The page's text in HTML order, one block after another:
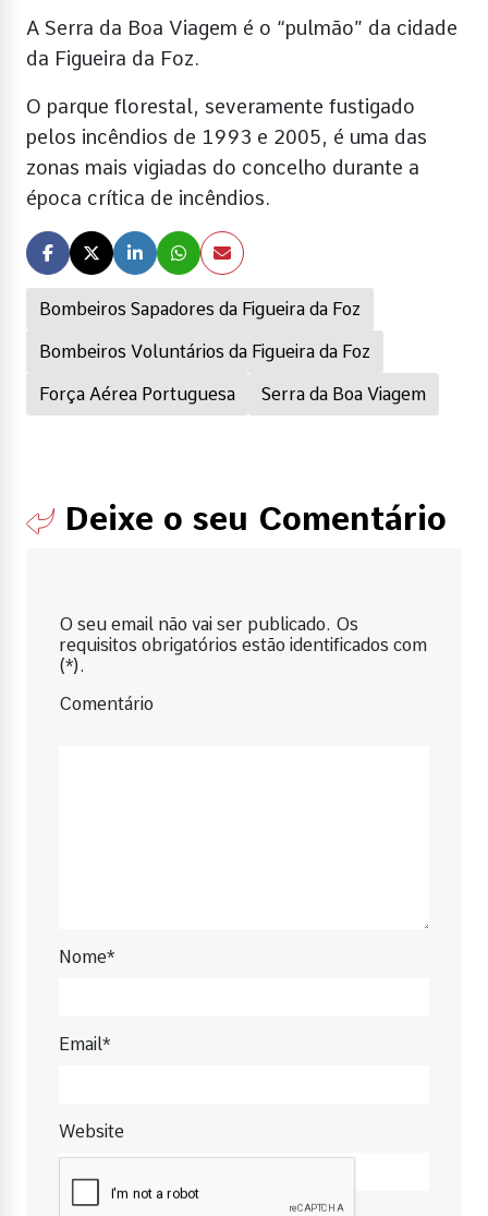
Bombeiros Sapadores da Figueira da Foz
Bombeiros Voluntários da Figueira da Foz
Força Aérea Portuguesa Serra da Boa Viagem
A Serra da Boa Viagem é o “pulmão” da cidade
da Figueira da Foz.
O parque florestal, severamente fustigado
pelos incêndios de 1993 e 2005, é uma das
zonas mais vigiadas do concelho durante a
época crítica de incêndios.
Deixe o seu Comentário
O seu email não vai ser publicado. Os
requisitos obrigatórios estão identificados com
(*).
Comentário
Nome*
Email*
Website